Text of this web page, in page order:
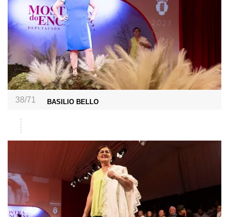
38/71 BASILIO BELLO